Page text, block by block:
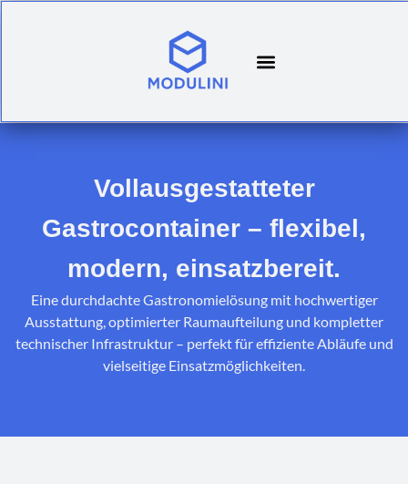
Vollausgestatteter
Gastrocontainer – flexibel,
modern, einsatzbereit.
Eine durchdachte Gastronomielösung mit hochwertiger
Ausstattung, optimierter Raumaufteilung und kompletter
technischer Infrastruktur – perfekt für effiziente Abläufe und
vielseitige Einsatzmöglichkeiten.